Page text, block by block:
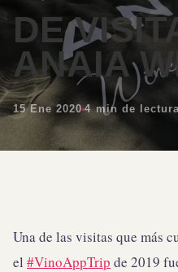
Mendoza
DE
ANAIA
15 Ene 2020 4 min de
Una de las visitas que más
el #VinoAppTrip de 2019